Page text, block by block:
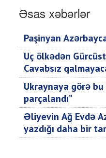
Əsas xəbərlər
Paşinyan
Üç ölkədən
Cavabsız
Ukraynaya görə
parçalandı”
Əliyevin Ağ Evdə
yazdığı daha bir